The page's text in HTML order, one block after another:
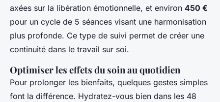
axées sur la libération émotionnelle, et environ 450 €
pour un cycle de 5 séances visant une harmonisation
plus profonde. Ce type de suivi permet de créer une
continuité dans le travail sur soi.
Optimiser les effets du soin au quotidien
Pour prolonger les bienfaits, quelques gestes simples
font la différence. Hydratez-vous bien dans les 48